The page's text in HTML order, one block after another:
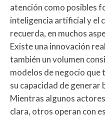
atención como posibles
inteligencia artificial y el
recuerda, en muchos
Existe una innovación
también un volumen
modelos de negocio
su capacidad de generar
Mientras algunos
clara, otros operan con